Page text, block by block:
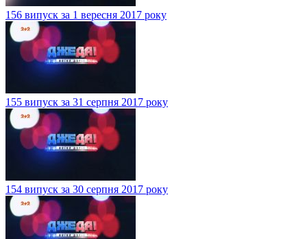
156 випуск за 1 вересня 2017 року
155 випуск за 31 серпня 2017 року
154 випуск за 30 серпня 2017 року